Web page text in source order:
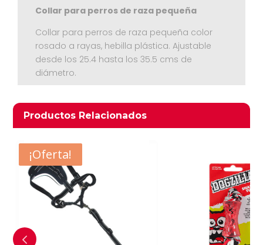
Collar para perros de raza pequeña
Collar para perros de raza pequeña color
rosado a rayas, hebilla plástica. Ajustable
desde los 25.4 hasta los 35.5 cms de
diámetro.
Productos Relacionados
Productos relacionados
- $2.850
¡Oferta!